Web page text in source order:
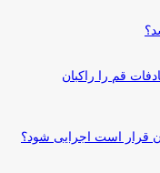
تصادفات قم را راکبان
قرار است اجرایی شود؟